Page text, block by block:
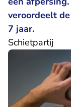
veroordeelt
7 jaar.
Schietpartij